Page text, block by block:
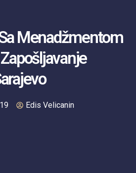
Menadžmentom
Edis Velicanin